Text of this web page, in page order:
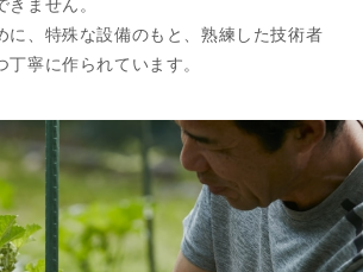
に、特殊な設備のもと、熟練した技術者
寧に作られています。